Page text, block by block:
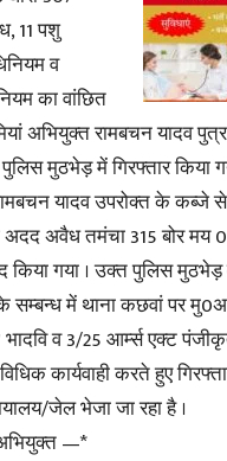
11 पशु
व
का वांछित
अभियुक्त रामबचन यादव
मुठभेड़ में गिरफ्तार किया
यादव उपरोक्त के कब्जे
अवैध तमंचा 315 बोर मय
किया गया । उक्त पुलिस
के सम्बन्ध में थाना कछवां पर
भादवि व 3/25 आर्म्स एक्ट
कार्यवाही करते हुए
जेल भेजा जा रहा है ।
अभियुक्त —*